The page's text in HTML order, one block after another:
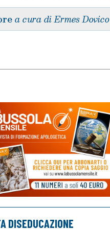
a cura di Ermes Dovico
DISEDUCAZIONE